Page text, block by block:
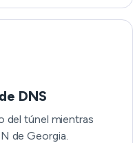
DNS
del túnel mientras
de Georgia.